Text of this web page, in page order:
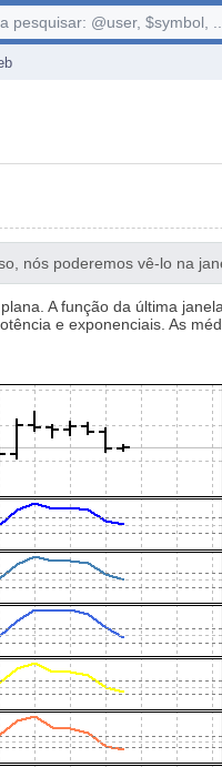
pesquisar: @user, $symbol, ...
nós poderemos vê-lo na
A função da última
e exponenciais. As